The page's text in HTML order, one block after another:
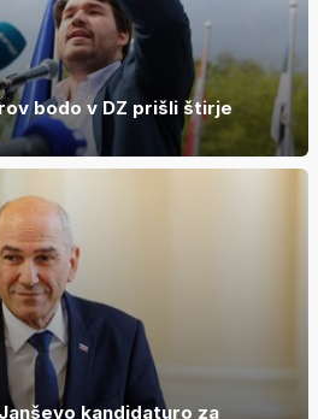
bodo v DZ prišli štirje
kandidaturo za